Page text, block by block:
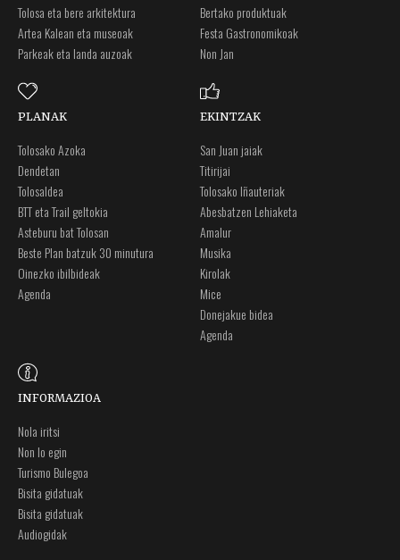
Tolosa eta bere arkitektura
Artea Kalean eta museoak
Parkeak eta landa auzoak
Bertako produktuak
Festa Gastronomikoak
Non Jan
PLANAK
Tolosako Azoka
Dendetan
Tolosaldea
BTT eta Trail geltokia
Asteburu bat Tolosan
Beste Plan batzuk 30 minutura
Oinezko ibilbideak
Agenda
EKINTZAK
San Juan jaiak
Titirijai
Tolosako Iñauteriak
Abesbatzen Lehiaketa
Amalur
Musika
Kirolak
Mice
Donejakue bidea
Agenda
INFORMAZIOA
Nola iritsi
Non lo egin
Turismo Bulegoa
Bisita gidatuak
Bisita gidatuak
Audiogidak